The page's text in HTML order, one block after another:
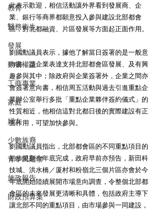
教育
醫務衛生
發展
動物權益
工商專業
家庭
婦女
少數族裔
青年民建聯
施政報告
財政預算案
此表示歡迎，相信活動讓外界看到發展商、企
業、銀行等商界都願意投入參與建設北部都會
區，對北都融資、片區發展等方面起正面作用。
劉國勳議員表示，據他了解當日簽署的是一般意
向書，讓企業表達支持北部都會區發展、及有興
趣參與其中；除政府與企業簽署外，企業之間亦
會簽署意向書，相信周五活動與過去引進重點企
業辦公室舉行多批「重點企業夥伴簽約儀式」的
性質相近，他相信這對北都日後的實際建設有正
面作用，可望加快參與。
劉國勳議員指出，北部都會區的不同重點項目的
初步規劃今年底完成，政府早前亦預告，新田科
技城、洪水橋／厦村和粉嶺北三個片區亦會於今
年底開始陸續展開市場意向調查，令整個北部都
會區的未來發展更清晰和具體，包括政府主導下
讓北部不同的重點項目，由市場參與一同建設，